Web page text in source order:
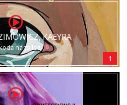
KAEYRA
na to łez
1